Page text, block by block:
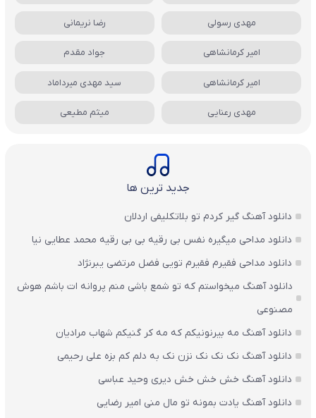
مهدی رسولی رضا نریمانی
امیر کرمانشاهی جواد مقدم
امیر کرمانشاهی سید مهدی میرداماد
مهدی رعنایی میثم مطیعی
جدید ترین ها
دانلود آهنگ گیر کردم تو بلاتکلیفی اردلان
دانلود مداحی میگیره نفس بی رقیه بی بی رقیه محمد عطایی نیا
دانلود مداحی فقیرم فقیرم تویی فضل مرتضی یبرنژاد
دانلود آهنگ میخواستم که تو شمع باشی منم پروانه ات باشم هوش
مصنوعی
دانلود آهنگ مه بیرنونیکم که مه کر گنیکم شهاب مرادیان
دانلود آهنگ نک نک نک نزن نک به دلم کم بزه علی رحیمی
دانلود آهنگ خش خش خش دیری وحید عباسی
دانلود آهنگ یادت بمونه تو مال منی امیر رضایی